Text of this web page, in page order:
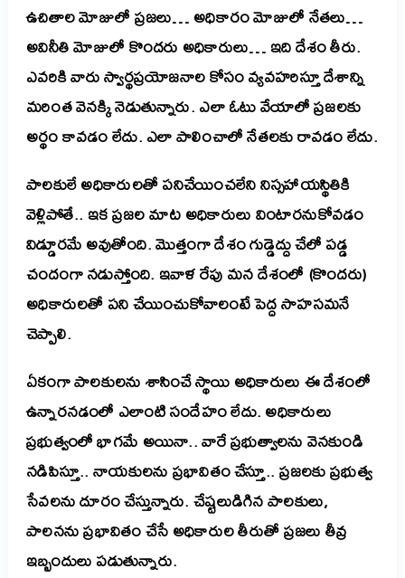
ఉచితాల మోజులో ప్రజలు… అధికారం మోజులో నేతలు…
అవినీతి మోజులో కొందరు అధికారులు… ఇది దేశం తీరు.
ఎవరికి వారు స్వార్థప్రయోజనాల కోసం వ్యవహరిస్తూ దేశాన్ని
మరింత వెనక్కి నెడుతున్నారు. ఎలా ఓటు వేయాలో ప్రజలకు
అర్థం కావడం లేదు. ఎలా పాలించాలో నేతలకు రావడం లేదు.
పాలకులే అధికారులతో పనిచేయించలేని నిస్సహాయస్థితికి
వెళ్లిపోతే.. ఇక ప్రజల మాట అధికారులు వింటారనుకోవడం
విడ్డూరమే అవుతోంది. మొత్తంగా దేశం గుడ్డెద్దు చేలో పడ్డ
చందంగా నడుస్తోంది. ఇవాళ రేపు మన దేశంలో (కొందరు)
అధికారులతో పని చేయించుకోవాలంటే పెద్ద సాహసమనే
చెప్పాలి.
ఏకంగా పాలకులను శాసించే స్థాయి అధికారులు ఈ దేశంలో
ఉన్నారనడంలో ఎలాంటి సందేహం లేదు. అధికారులు
ప్రభుత్వంలో భాగమే అయినా.. వారే ప్రభుత్వాలను వెనకుండి
నడిపిస్తూ.. నాయకులను ప్రభావితం చేస్తూ.. ప్రజలకు ప్రభుత్వ
సేవలను దూరం చేస్తున్నారు. చేష్టలుడిగిన పాలకులు,
పాలనను ప్రభావితం చేసే అధికారుల తీరుతో ప్రజలు తీవ్ర
ఇబ్బందులు పడుతున్నారు.